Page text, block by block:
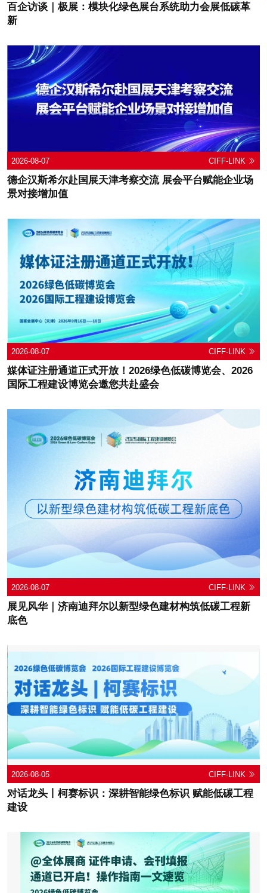
百企访谈｜极展：模块化绿色展台系统助力会展低碳革
新
2026-08-07 CIFF-LINK
德企汉斯希尔赴国展天津考察交流 展会平台赋能企业场
景对接增加值
2026-08-07 CIFF-LINK
媒体证注册通道正式开放！2026绿色低碳博览会、2026
国际工程建设博览会邀您共赴盛会
2026-08-07 CIFF-LINK
展见风华｜济南迪拜尔以新型绿色建材构筑低碳工程新
底色
2026-08-05 CIFF-LINK
对话龙头丨柯赛标识：深耕智能绿色标识 赋能低碳工程
建设